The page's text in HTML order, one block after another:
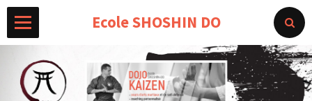
Ecole SHOSHIN DO